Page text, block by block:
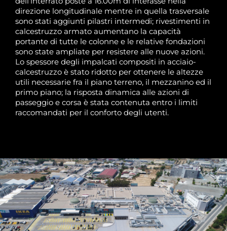
direzione longitudinale mentre in quella trasversale
sono stati aggiunti pilastri intermedi; rivestimenti in
calcestruzzo armato aumentano la capacità
portante di tutte le colonne e le relative fondazioni
sono state ampliate per resistere alle nuove azioni.
Lo spessore degli impalcati compositi in acciaio-
calcestruzzo è stato ridotto per ottenere le altezze
utili necessarie fra il piano terreno, il mezzanino ed il
primo piano; la risposta dinamica alle azioni di
passeggio e corsa è stata contenuta entro i limiti
raccomandati per il conforto degli utenti.